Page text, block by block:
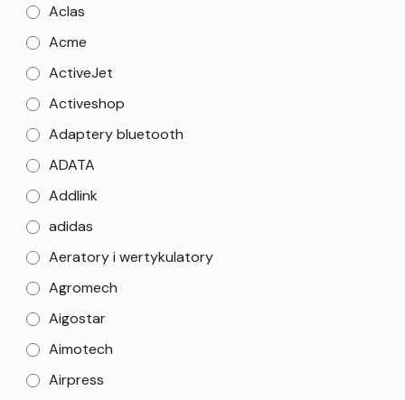
Aclas
Acme
ActiveJet
Activeshop
Adaptery bluetooth
ADATA
Addlink
adidas
Aeratory i wertykulatory
Agromech
Aigostar
Aimotech
Airpress